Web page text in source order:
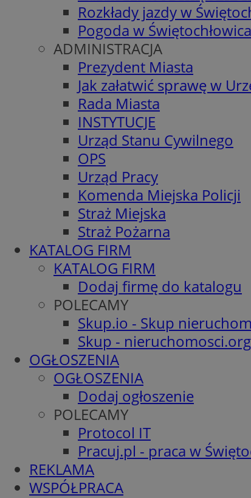
Rozkłady jazdy w
Pogoda w
ADMINISTRACJA
Prezydent Miasta
Jak załatwić sprawę w
Rada Miasta
INSTYTUCJE
Urząd Stanu Cywilnego
OPS
Urząd Pracy
Komenda Miejska Policji
Straż Miejska
Straż Pożarna
KATALOG FIRM
KATALOG FIRM
Dodaj firmę do katalogu
POLECAMY
Skup.io - Skup
Skup - nieruchomosci.org
OGŁOSZENIA
OGŁOSZENIA
Dodaj ogłoszenie
POLECAMY
Protocol IT
Pracuj.pl - praca w
REKLAMA
WSPÓŁPRACA